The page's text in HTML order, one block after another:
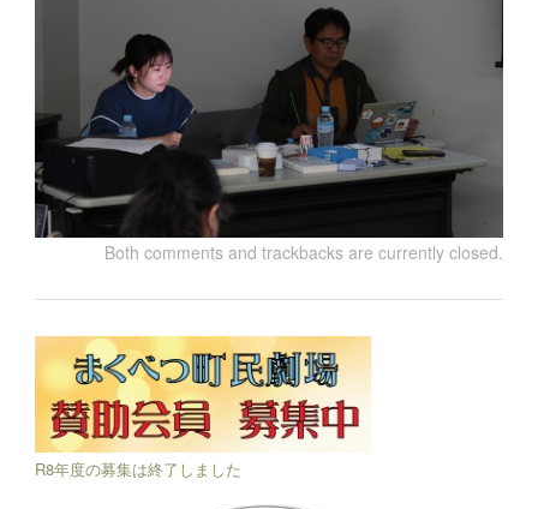
Both comments and trackbacks are currently closed.
R8年度の募集は終了しました